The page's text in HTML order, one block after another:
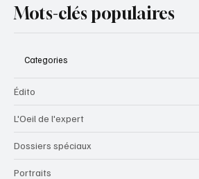
Mots-clés populaires
Categories
Édito
L'Oeil de l'expert
Dossiers spéciaux
Portraits